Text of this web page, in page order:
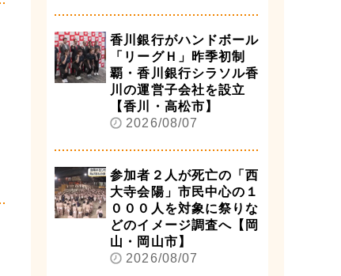
香川銀行がハンドボール
「リーグＨ」昨季初制
覇・香川銀行シラソル香
川の運営子会社を設立
【香川・高松市】
2026/08/07
参加者２人が死亡の「西
大寺会陽」市民中心の１
０００人を対象に祭りな
どのイメージ調査へ【岡
山・岡山市】
2026/08/07